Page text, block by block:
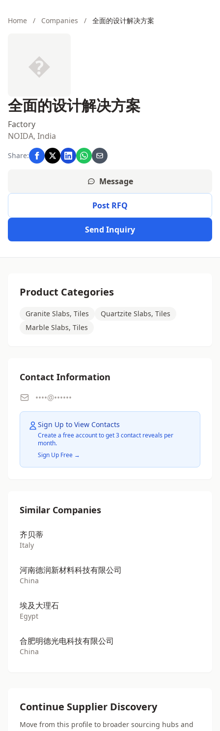
Home / Companies / 全面的设计解决方案
�
全面的设计解决方案
Factory
NOIDA, India
Share:
Message
Post RFQ
Send Inquiry
Product Categories
Granite Slabs, Tiles
Quartzite Slabs, Tiles
Marble Slabs, Tiles
Contact Information
••••@••••••
Sign Up to View Contacts
Create a free account to get 3 contact reveals per
month.
Sign Up Free →
Similar Companies
齐贝蒂
Italy
河南德润新材料科技有限公司
China
埃及大理石
Egypt
合肥明德光电科技有限公司
China
Continue Supplier Discovery
Move from this profile to broader sourcing hubs and